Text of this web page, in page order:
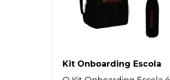
Kit Onboarding Escola